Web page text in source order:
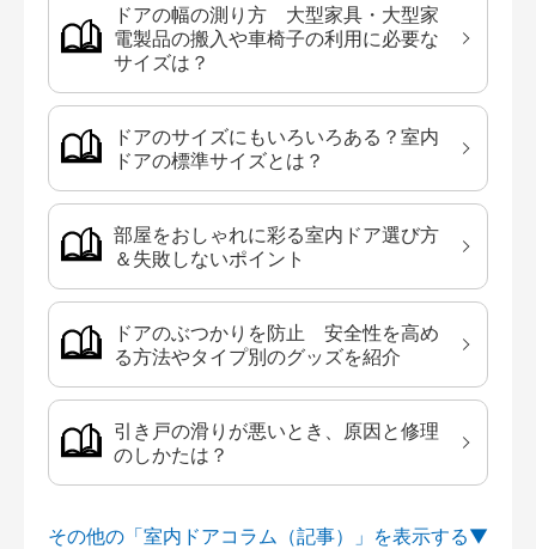
ドアの幅の測り方 大型家具・大型家
電製品の搬入や車椅子の利用に必要な
サイズは？
ドアのサイズにもいろいろある？室内
ドアの標準サイズとは？
部屋をおしゃれに彩る室内ドア選び方
＆失敗しないポイント
ドアのぶつかりを防止 安全性を高め
る方法やタイプ別のグッズを紹介
引き戸の滑りが悪いとき、原因と修理
のしかたは？
その他の「室内ドアコラム（記事）」を